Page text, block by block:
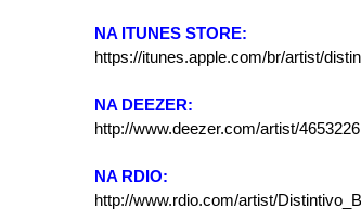
NA ITUNES STORE:
https://itunes.apple.com/br/artist/
NA DEEZER:
http://www.deezer.com/artist/4653226
NA RDIO:
http://www.rdio.com/artist/